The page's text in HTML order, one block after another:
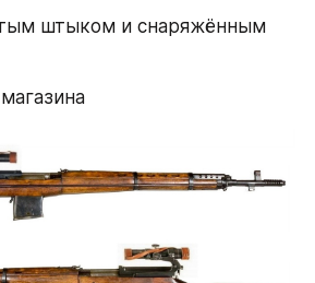
штыком и снаряжённым